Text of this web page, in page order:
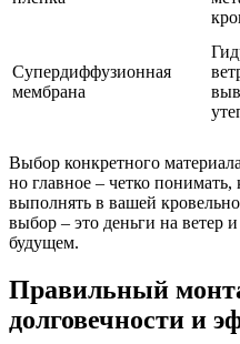
Супердиффузионная
мембрана
Выбор конкретного
но главное – четко
выполнять в вашей
выбор – это деньги на ветер
будущем.
Правильный
долговечности и